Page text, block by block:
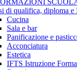
di qualifica, diploma e
Cucina
Sala e bar
Panificazione e
Acconciatura
Estetica
IFTS Istruzione